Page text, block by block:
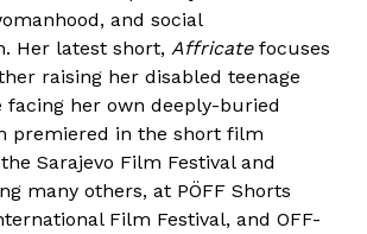
and social
Her latest short, Affricatefocuses
raising her disabled teenage
her own deeply-buried
premiered in the short film
Sarajevo Film Festival and
many others, at PÖFF Shorts
Film Festival, and OFF-